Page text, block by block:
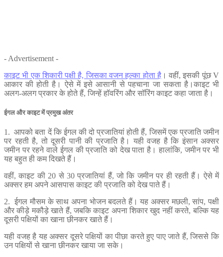
- Advertisement -
काइट भी एक शिकारी पक्षी है, जिसका वजन हल्का होता है। वहीं, इसकी पूंछ V
आकार की होती है। ऐसे में इसे आसानी से पहचाना जा सकता है।काइट भी
अलग-अलग प्रकार के होते हैं, जिन्हें हॉवरिंग और सॉरिंग काइट कहा जाता है।
ईगल और काइट में प्रमुख अंतर
1. आपको बता दें कि ईगल की दो प्रजातियां होती हैं, जिसमें एक प्रजाति जमीन
पर रहती है, तो दूसरी पानी की प्रजाति है। यही वजह है कि इंसान अक्सर
जमीन पर रहने वाले ईगल की प्रजाति को देख पाता है। हालांकि, जमीन पर भी
यह बहुत ही कम दिखते हैं।
वहीं, काइट की 20 से 30 प्रजातियां हैं, जो कि जमीन पर ही रहती हैं। ऐसे में
अक्सर हम अपने आसपास काइट की प्रजाति को देख पाते हैं।
2. ईगल मौसम के साथ अपना भोजन बदलते हैं। यह अक्सर मछली, सांप, पक्षी
और कीड़े मकौड़े खाते हैं, जबकि काइट अपना शिकार खुद नहीं करते, बल्कि यह
दूसरी पक्षियों का खाना छीनकर खाते हैं।
यही वजह है यह अक्सर दूसरे पक्षियों का पीछा करते हुए पाए जाते हैं, जिससे कि
उन पक्षियों से खाना छीनकर खाया जा सके।